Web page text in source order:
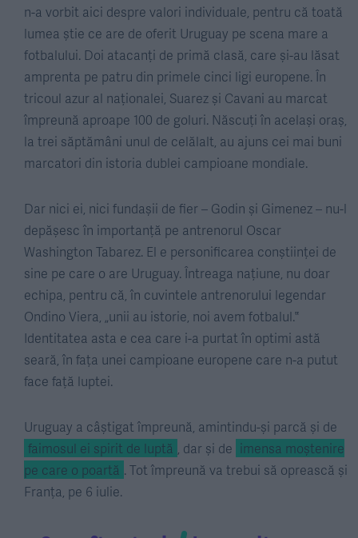
n-a vorbit aici despre valori individuale, pentru că toată
lumea știe ce are de oferit Uruguay pe scena mare a
fotbalului. Doi atacanți de primă clasă, care și-au lăsat
amprenta pe patru din primele cinci ligi europene. În
tricoul azur al naționalei, Suarez și Cavani au marcat
împreună aproape 100 de goluri. Născuți în același oraș,
la trei săptămâni unul de celălalt, au ajuns cei mai buni
marcatori din istoria dublei campioane mondiale.
Dar nici ei, nici fundașii de fier – Godin și Gimenez – nu-l
depășesc în importanță pe antrenorul Oscar
Washington Tabarez. El e personificarea conștiinței de
sine pe care o are Uruguay. Întreaga națiune, nu doar
echipa, pentru că, în cuvintele antrenorului legendar
Ondino Viera, „unii au istorie, noi avem fotbalul.‟
Identitatea asta e cea care i-a purtat în optimi astă
seară, în fața unei campioane europene care n-a putut
face față luptei.
Uruguay a câștigat împreună, amintindu-și parcă și de
faimosul ei spirit de luptă , dar și de imensa moștenire
pe care o poartă . Tot împreună va trebui să oprească și
Franța, pe 6 iulie.